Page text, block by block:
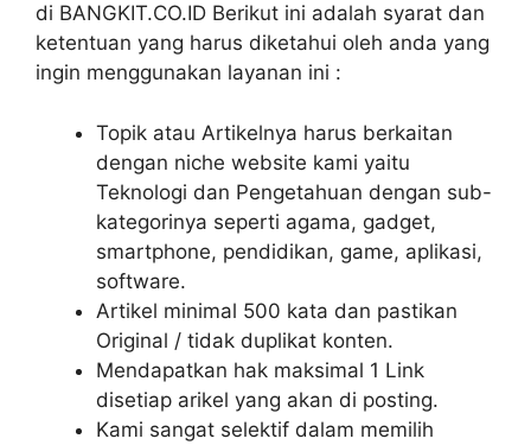
di BANGKIT.CO.ID Berikut ini adalah syarat dan
ketentuan yang harus diketahui oleh anda yang
ingin menggunakan layanan ini :
Topik atau Artikelnya harus berkaitan
dengan niche website kami yaitu
Teknologi dan Pengetahuan dengan sub-
kategorinya seperti agama, gadget,
smartphone, pendidikan, game, aplikasi,
software.
Artikel minimal 500 kata dan pastikan
Original / tidak duplikat konten.
Mendapatkan hak maksimal 1 Link
disetiap arikel yang akan di posting.
Kami sangat selektif dalam memilih